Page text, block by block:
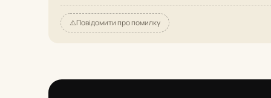
⚠️Повідомити про помилку